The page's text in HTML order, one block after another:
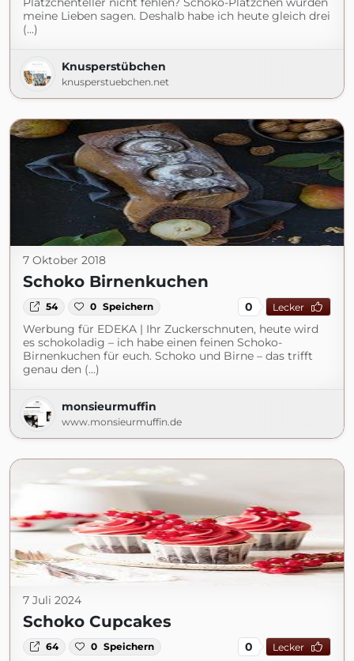
meine Lieben sagen. Deshalb habe ich heute gleich drei
(...)
Knusperstübchen
knusperstuebchen.net
7 Oktober 2018
Schoko Birnenkuchen
54 0 Speichern 0 Lecker
Werbung für EDEKA | Ihr Zuckerschnuten, heute wird
es schokoladig – ich habe einen feinen Schoko-
Birnenkuchen für euch. Schoko und Birne – das trifft
genau den (...)
monsieurmuffin
www.monsieurmuffin.de
7 Juli 2024
Schoko Cupcakes
64 0 Speichern 0 Lecker